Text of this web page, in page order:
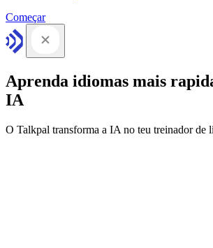
Começar
Aprenda idiomas mais
IA
O Talkpal transforma a IA no teu treinador de